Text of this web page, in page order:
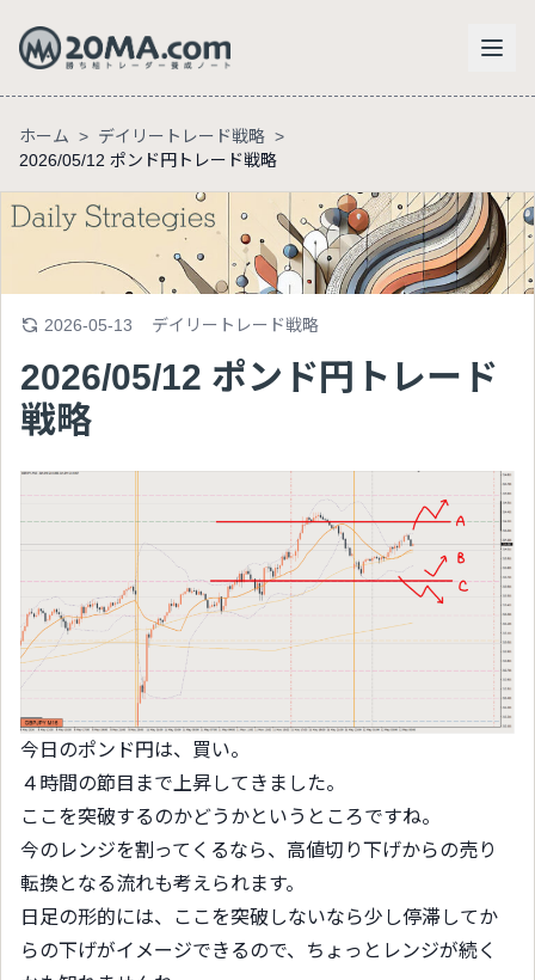
ホーム > デイリートレード戦略 >
2026/05/12 ポンド円トレード戦略
2026-05-13 デイリートレード戦略
2026/05/12 ポンド円トレード
戦略
今日のポンド円は、買い。
４時間の節目まで上昇してきました。
ここを突破するのかどうかというところですね。
今のレンジを割ってくるなら、高値切り下げからの売り
転換となる流れも考えられます。
日足の形的には、ここを突破しないなら少し停滞してか
らの下げがイメージできるので、ちょっとレンジが続く